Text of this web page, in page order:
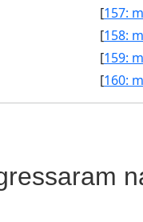
[
[
[
[